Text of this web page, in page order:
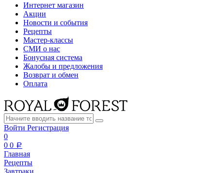
Интернет магазин
Акции
Новости и события
Рецепты
Мастер-классы
СМИ о нас
Бонусная система
Жалобы и предложения
Возврат и обмен
Оплата
Войти Регистрация
0
0 0 a
Главная
Рецепты
Завтраки